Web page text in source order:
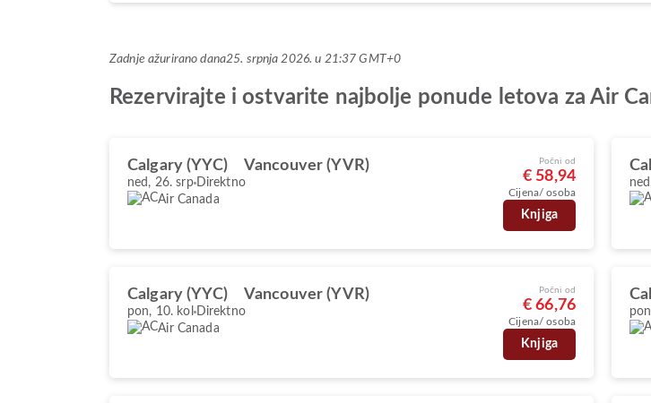
Zadnje ažurirano dana25. srpnja 2026. u 21:37 GMT+0
Rezervirajte i ostvarite najbolje ponude letova za Air
Calgary (YYC) Vancouver (YVR)
ned, 26. srp Direktno
Air Canada
Počni od
€ 58,94
Cijena/ osoba
Knjiga
Calgary (YYC) Vancouver (YVR)
pon, 10. kol Direktno
Air Canada
Počni od
€ 66,76
Cijena/ osoba
Knjiga